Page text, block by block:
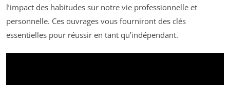
l’impact des habitudes sur notre vie professionnelle et
personnelle. Ces ouvrages vous fourniront des clés
essentielles pour réussir en tant qu’indépendant.